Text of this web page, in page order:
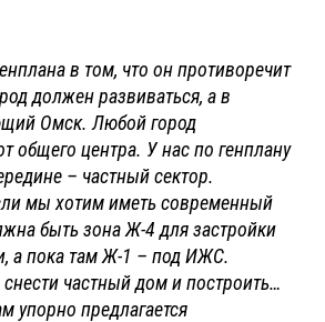
в том, что он противоречит
должен развиваться, а в
Омск. Любой город
общего центра. У нас по генплану
– частный сектор.
мы хотим иметь современный
быть зона Ж-4 для застройки
а пока там Ж-1 – под ИЖС.
частный дом и построить…
упорно предлагается